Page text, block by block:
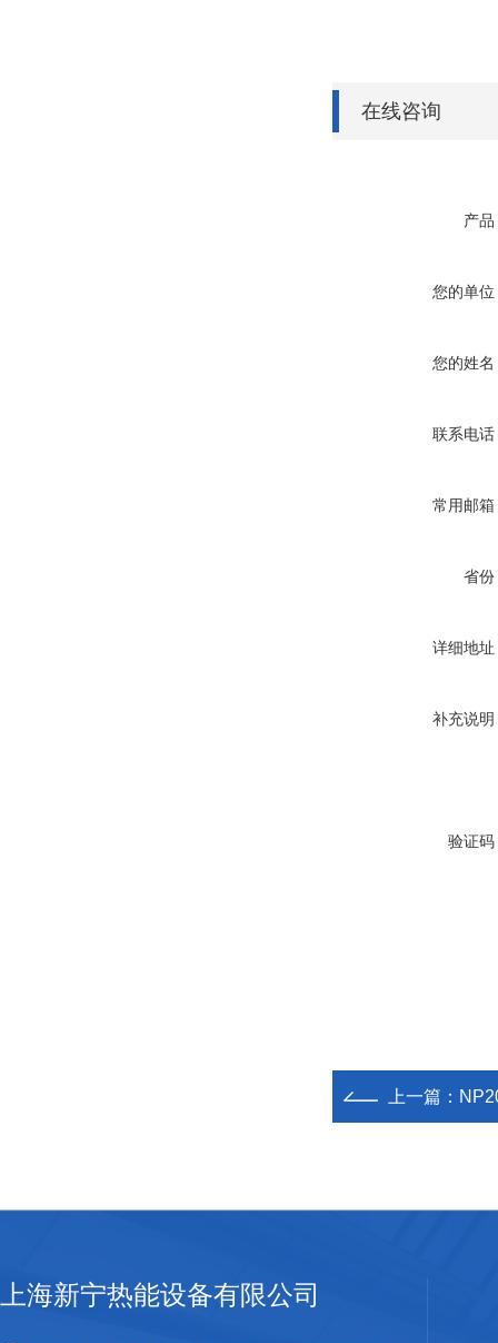
在线咨询
产品
您的单位
您的姓名
联系电话
常用邮箱
省份
详细地址
补充说明
验证码
上一篇：
上海新宁热能设备有限公司